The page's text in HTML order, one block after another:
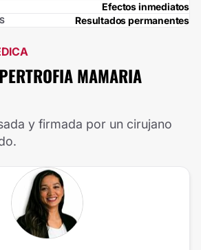
Efectos inmediatos
Resultados permanentes
MAMARIA
y firmada por un cirujano